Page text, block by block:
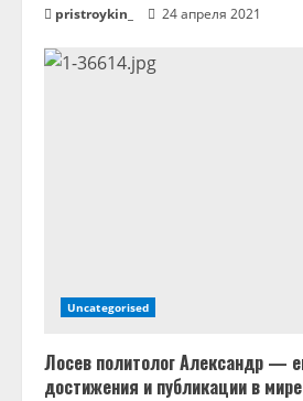
pristroykin_ 24 апреля 2021
Uncategorised
Лосев политолог Александр —
достижения и публикации в